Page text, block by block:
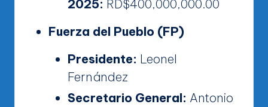
2025: RD$400,000,000.00
Fuerza del Pueblo (FP)
Presidente: Leonel
Fernández
Secretario General: Antonio